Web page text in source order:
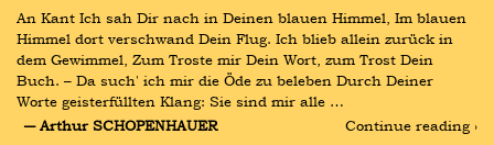
An Kant Ich sah Dir nach in Deinen blauen Himmel, Im blauen
Himmel dort verschwand Dein Flug. Ich blieb allein zurück in
dem Gewimmel, Zum Troste mir Dein Wort, zum Trost Dein
Buch. – Da such' ich mir die Öde zu beleben Durch Deiner
Worte geisterfüllten Klang: Sie sind mir alle …
― Arthur SCHOPENHAUER
Continue reading ›